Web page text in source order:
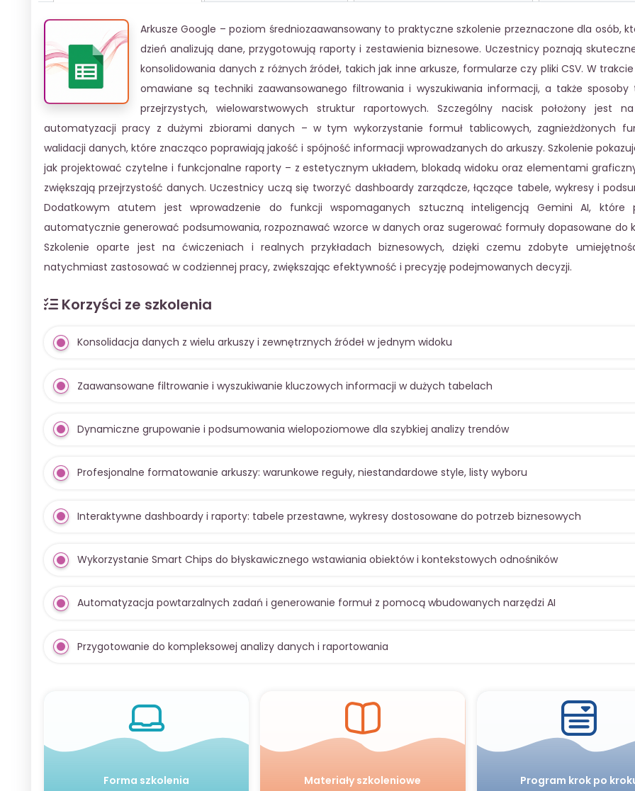
Arkusze Google – poziom średniozaawansowany to praktyczne szkolenie przeznaczone dla osób,
dzień analizują dane, przygotowują raporty i zestawienia biznesowe. Uczestnicy poznają
konsolidowania danych z różnych źródeł, takich jak inne arkusze, formularze czy pliki CSV. W
omawiane są techniki zaawansowanego filtrowania i wyszukiwania informacji, a także sposoby
przejrzystych, wielowarstwowych struktur raportowych. Szczególny nacisk położony jest
automatyzacji pracy z dużymi zbiorami danych – w tym wykorzystanie formuł tablicowych, zagnieżdżonych
walidacji danych, które znacząco poprawiają jakość i spójność informacji wprowadzanych do arkuszy. Szkolenie
jak projektować czytelne i funkcjonalne raporty – z estetycznym układem, blokadą widoku oraz elementami
zwiększają przejrzystość danych. Uczestnicy uczą się tworzyć dashboardy zarządcze, łączące tabele, wykresy i
Dodatkowym atutem jest wprowadzenie do funkcji wspomaganych sztuczną inteligencją Gemini AI, które
automatycznie generować podsumowania, rozpoznawać wzorce w danych oraz sugerować formuły dopasowane do
Szkolenie oparte jest na ćwiczeniach i realnych przykładach biznesowych, dzięki czemu zdobyte
natychmiast zastosować w codziennej pracy, zwiększając efektywność i precyzję podejmowanych decyzji.
Korzyści ze szkolenia
Konsolidacja danych z wielu arkuszy i zewnętrznych źródeł w jednym widoku
Zaawansowane filtrowanie i wyszukiwanie kluczowych informacji w dużych tabelach
Dynamiczne grupowanie i podsumowania wielopoziomowe dla szybkiej analizy trendów
Profesjonalne formatowanie arkuszy: warunkowe reguły, niestandardowe style, listy wyboru
Interaktywne dashboardy i raporty: tabele przestawne, wykresy dostosowane do potrzeb biznesowych
Wykorzystanie Smart Chips do błyskawicznego wstawiania obiektów i kontekstowych odnośników
Automatyzacja powtarzalnych zadań i generowanie formuł z pomocą wbudowanych narzędzi AI
Przygotowanie do kompleksowej analizy danych i raportowania
Forma szkolenia
Materiały szkoleniowe
Program krok po